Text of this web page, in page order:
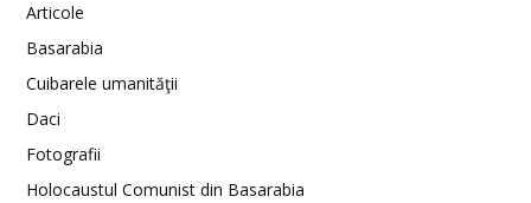
Articole
Basarabia
Cuibarele umanităţii
Daci
Fotografii
Holocaustul Comunist din Basarabia